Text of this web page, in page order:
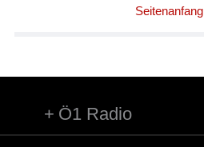
Seitenanfang
Ö1 Radio